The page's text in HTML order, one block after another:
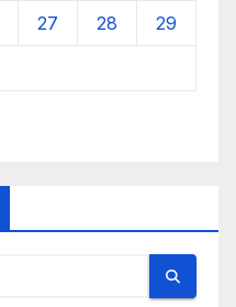
27 28 29